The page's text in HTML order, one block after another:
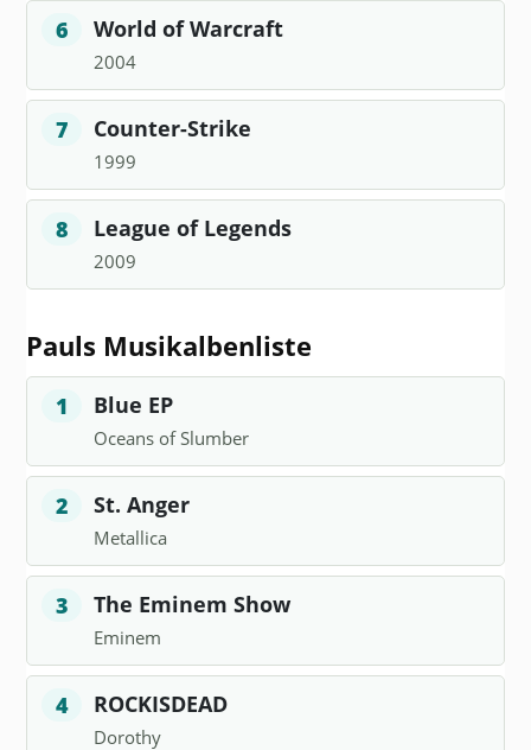
6 World of Warcraft
2004
7 Counter-Strike
1999
8 League of Legends
2009
Pauls Musikalbenliste
1 Blue EP
Oceans of Slumber
2 St. Anger
Metallica
3 The Eminem Show
Eminem
4 ROCKISDEAD
Dorothy